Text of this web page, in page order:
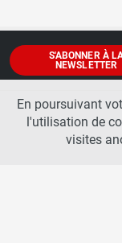
S'ABONNER À
NEWSLETTER
En poursuivant
l'utilisation de
visites